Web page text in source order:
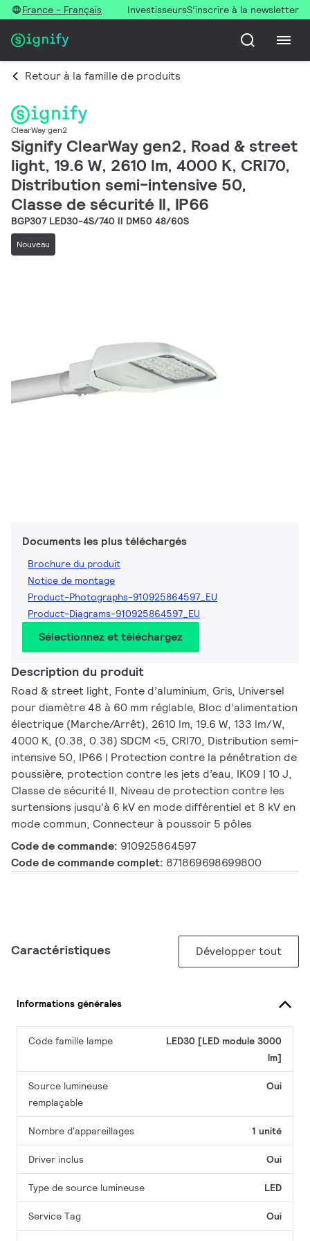
France - Français InvestisseursS’inscrire à la newsletter
Retour à la famille de produits
ClearWay gen2
Signify ClearWay gen2, Road & street
light, 19.6 W, 2610 lm, 4000 K, CRI70,
Distribution semi-intensive 50,
Classe de sécurité II, IP66
BGP307 LED30-4S/740 II DM50 48/60S
Nouveau
Documents les plus téléchargés
Brochure du produit
Notice de montage
Product-Photographs-910925864597_EU
Product-Diagrams-910925864597_EU
Sélectionnez et téléchargez
Description du produit
Road & street light, Fonte d’aluminium, Gris, Universel
pour diamètre 48 à 60 mm réglable, Bloc d’alimentation
électrique (Marche/Arrêt), 2610 lm, 19.6 W, 133 lm/W,
4000 K, (0.38, 0.38) SDCM <5, CRI70, Distribution semi-
intensive 50, IP66 | Protection contre la pénétration de
poussière, protection contre les jets d’eau, IK09 | 10 J,
Classe de sécurité II, Niveau de protection contre les
surtensions jusqu'à 6 kV en mode différentiel et 8 kV en
mode commun, Connecteur à poussoir 5 pôles
Code de commande: 910925864597
Code de commande complet: 871869698699800
Caractéristiques Développer tout
Informations générales
Code famille lampe
LED30 [LED module 3000
lm]
Source lumineuse
remplaçable
Oui
Nombre d'appareillages 1 unité
Driver inclus Oui
Type de source lumineuse LED
Service Tag Oui